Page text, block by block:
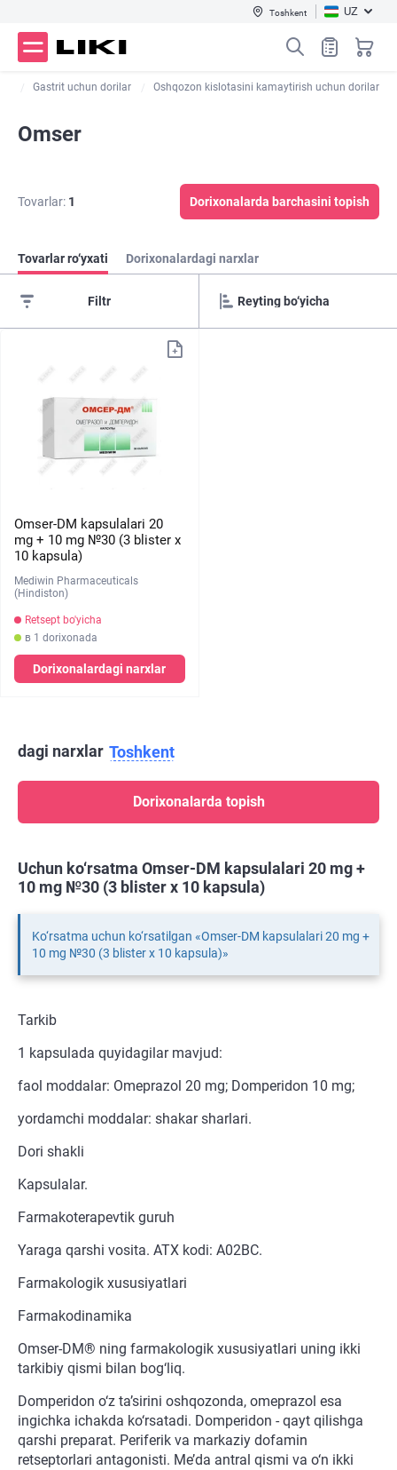
Toshkent UZ
Gastrit uchun dorilar Oshqozon kislotasini kamaytirish uchun dorilar
Omser
Tovarlar: 1 Dorixonalarda barchasini topish
Tovarlar ro‘yxati Dorixonalardagi narxlar
Filtr
Omser-DM kapsulalari 20
mg + 10 mg №30 (3 blister х
10 kapsula)
Mediwin Pharmaceuticals
(Hindiston)
Retsept bo'yicha
в 1 dorixonada
Dorixonalardagi narxlar
dagi narxlar Toshkent
Dorixonalarda topish
Uchun ko‘rsatma Omser-DM kapsulalari 20 mg +
10 mg №30 (3 blister х 10 kapsula)
Ko‘rsatma uchun ko‘rsatilgan «Omser-DM kapsulalari 20 mg +
10 mg №30 (3 blister х 10 kapsula)»
Tarkib
1 kapsulada quyidagilar mavjud:
faol moddalar: Omeprazol 20 mg; Domperidon 10 mg;
yordamchi moddalar: shakar sharlari.
Dori shakli
Kapsulalar.
Farmakoterapevtik guruh
Yaraga qarshi vosita. ATX kodi: A02BC.
Farmakologik xususiyatlari
Farmakodinamika
Omser-DM® ning farmakologik xususiyatlari uning ikki
tarkibiy qismi bilan bog‘liq.
Domperidon o‘z ta’sirini oshqozonda, omeprazol esa
ingichka ichakda ko‘rsatadi. Domperidon - qayt qilishga
qarshi preparat. Periferik va markaziy dofamin
retseptorlari antagonisti. Me’da antral qismi va o‘n ikki